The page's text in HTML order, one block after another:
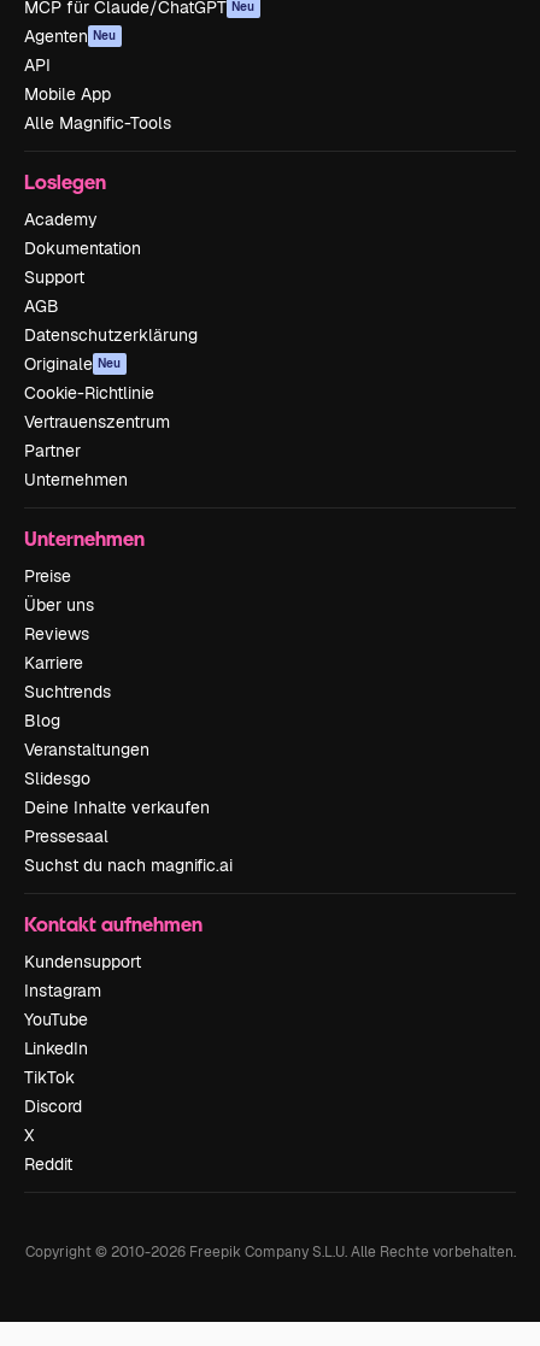
MCP für Claude/ChatGPT Neu
Agenten Neu
API
Mobile App
Alle Magnific-Tools
Loslegen
Academy
Dokumentation
Support
AGB
Datenschutzerklärung
Originale Neu
Cookie-Richtlinie
Vertrauenszentrum
Partner
Unternehmen
Unternehmen
Preise
Über uns
Reviews
Karriere
Suchtrends
Blog
Veranstaltungen
Slidesgo
Deine Inhalte verkaufen
Pressesaal
Suchst du nach magnific.ai
Kontakt aufnehmen
Kundensupport
Instagram
YouTube
LinkedIn
TikTok
Discord
X
Reddit
Copyright © 2010-2026Freepik Company S.L.U. Alle Rechte vorbehalten.